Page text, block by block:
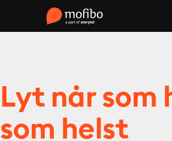
Lyt når som
som helst